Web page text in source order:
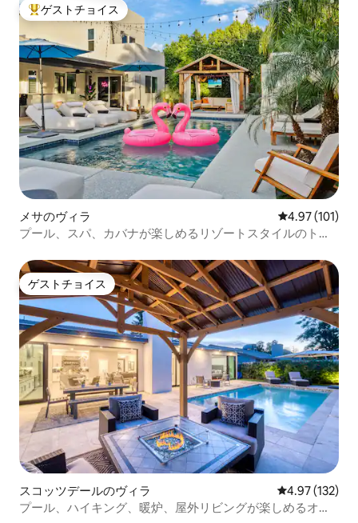
大好評のゲストチョイスです。
ゲストチョイス
メサのヴィラ レビュー101
4.97 (101)
プール、スパ、カバナが楽しめるリゾートスタイルのトロ
ゲストチョイス
ゲストチョイス
スコッツデールのヴィラ レビュー132
4.97 (132)
プール、ハイキング、暖炉、屋外リビングが楽しめるオア